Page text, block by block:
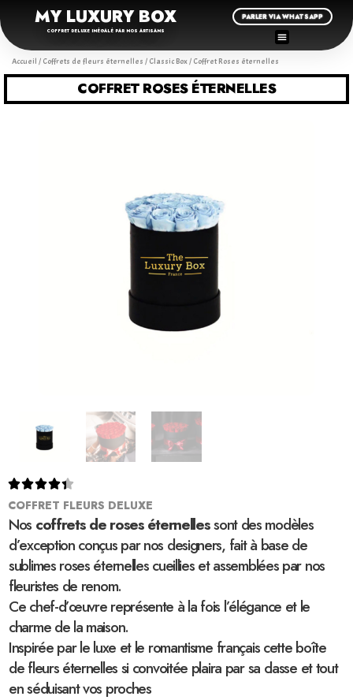
MY LUXURY BOX
COFFRET DELUXE INÉGALÉ PAR NOS ARTISANS
PARLER VIA WHATSAPP
Accueil / Coffrets de fleurs éternelles / Classic Box/ Coffret Roses éternelles
COFFRET ROSES ÉTERNELLES

COFFRET FLEURS DELUXE
Nos coffrets de roses éternellessont des modèles
d’exception conçus par nos designers, fait à base de
sublimes roses éternelles cueillies et assemblées par nos
fleuristes de renom.
Ce chef-d’œuvre représente à la fois l’élégance et le
charme de la maison.
Inspirée par le luxe et le romantisme français cette boîte
de fleurs éternelles si convoitée plaira par sa classe et tout
en séduisant vos proches